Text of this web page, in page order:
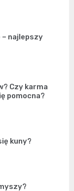
– najlepszy
Czy karma
pomocna?
kuny?